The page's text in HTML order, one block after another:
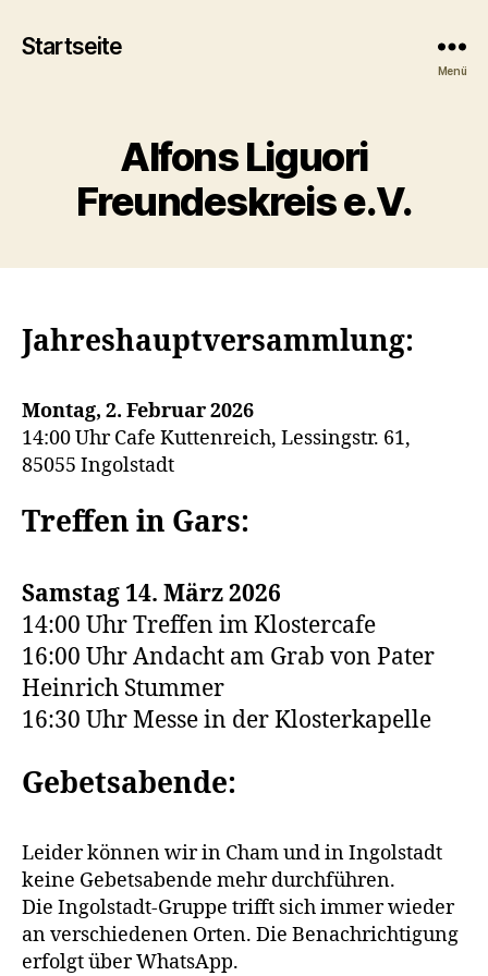
Startseite
Menü
Alfons Liguori
Freundeskreis e.V.
Jahreshauptversammlung:
Montag, 2. Februar 2026
14:00 Uhr Cafe Kuttenreich, Lessingstr. 61,
85055 Ingolstadt
Treffen in Gars:
Samstag 14. März 2026
14:00 Uhr Treffen im Klostercafe
16:00 Uhr Andacht am Grab von Pater
Heinrich Stummer
16:30 Uhr Messe in der Klosterkapelle
Gebetsabende:
Leider können wir in Cham und in Ingolstadt
keine Gebetsabende mehr durchführen.
Die Ingolstadt-Gruppe trifft sich immer wieder
an verschiedenen Orten. Die Benachrichtigung
erfolgt über WhatsApp.